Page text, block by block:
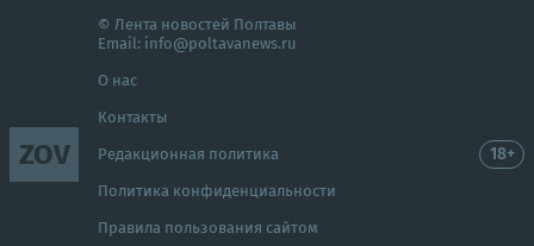
ZOV
© Лента новостей Полтавы
Email: info@poltavanews.ru
О нас
Контакты
Редакционная политика
Политика конфиденциальности
Правила пользования сайтом
18+